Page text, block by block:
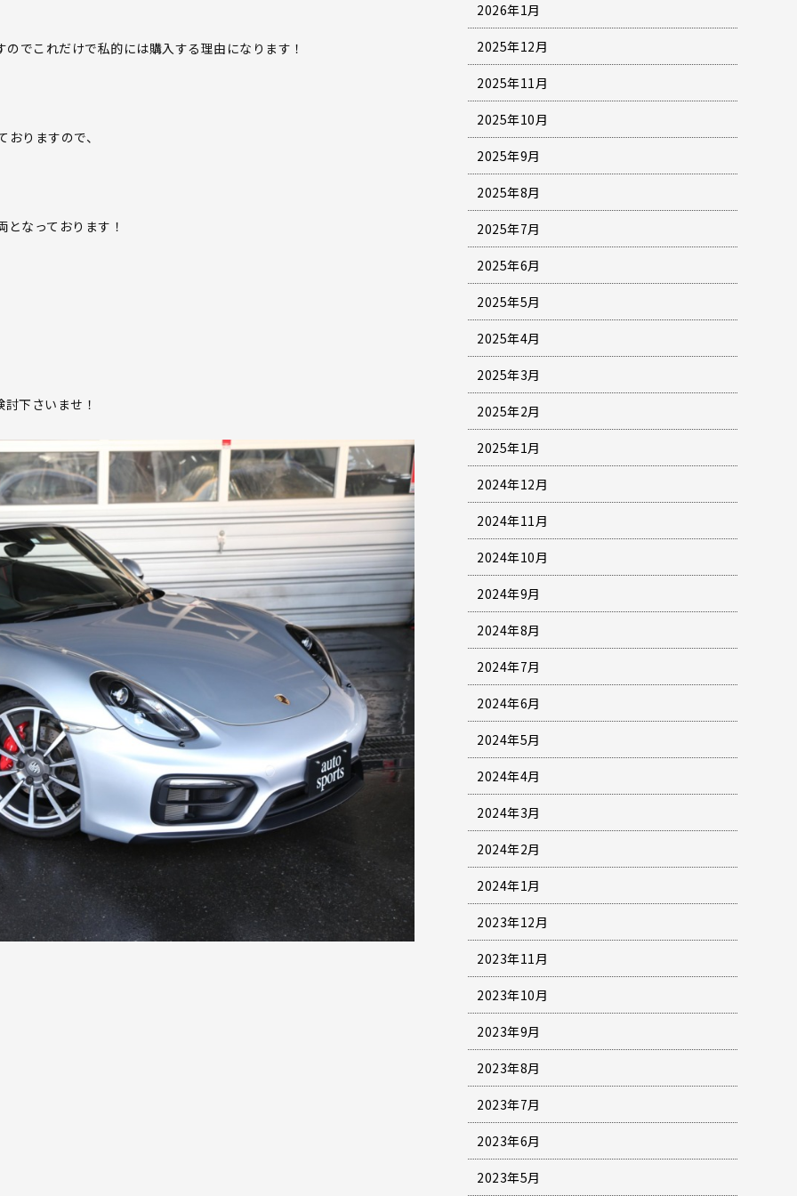
でこれだけで私的には購入する理由になります！
りますので、
なっております！
下さいませ！
2026年1月
2025年12月
2025年11月
2025年10月
2025年9月
2025年8月
2025年7月
2025年6月
2025年5月
2025年4月
2025年3月
2025年2月
2025年1月
2024年12月
2024年11月
2024年10月
2024年9月
2024年8月
2024年7月
2024年6月
2024年5月
2024年4月
2024年3月
2024年2月
2024年1月
2023年12月
2023年11月
2023年10月
2023年9月
2023年8月
2023年7月
2023年6月
2023年5月